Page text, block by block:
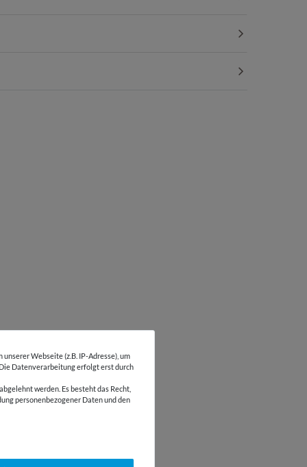
Webseite (z.B. IP-Adresse), um
Datenverarbeitung erfolgt erst durch
werden. Es besteht das Recht,
personenbezogener Daten und den